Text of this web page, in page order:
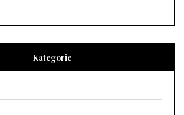
Kategorie